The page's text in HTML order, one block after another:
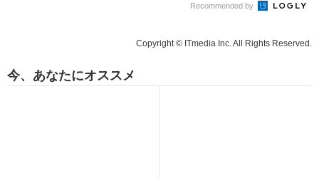
Recommended by
Copyright © ITmedia Inc. All Rights Reserved.
今、あなたにオススメ